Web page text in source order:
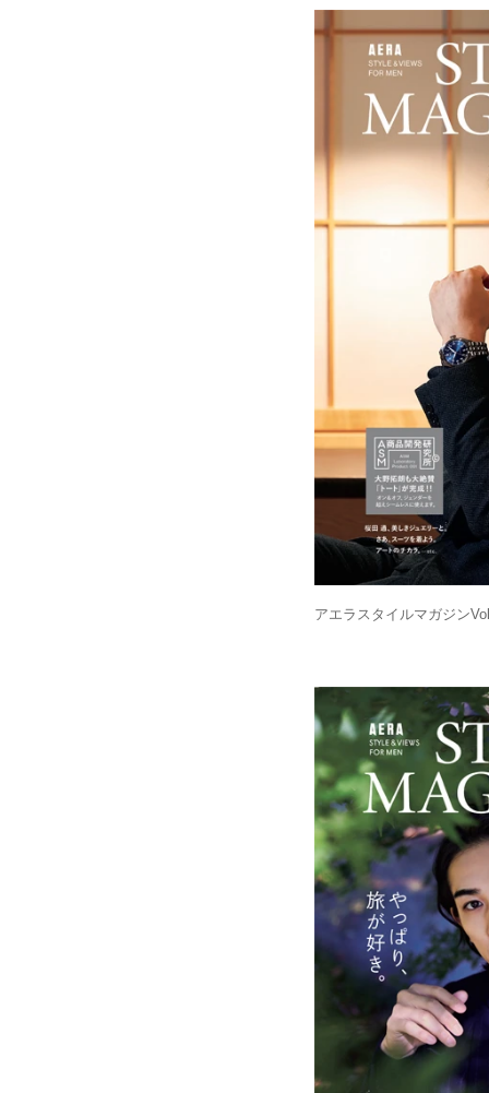
アエラスタイルマガジン